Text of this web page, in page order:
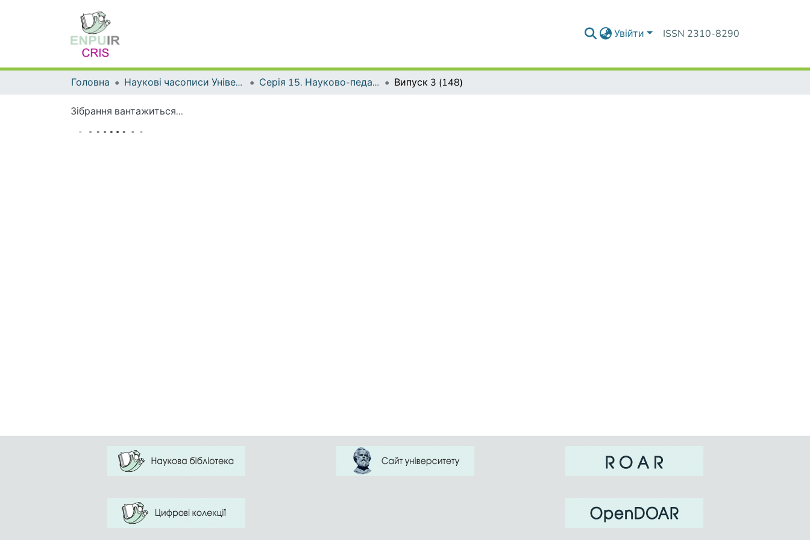
Увійти ISSN 2310-8290
Головна Наукові часописи Університету Серія 15. Науково-педагогічні проблеми фізичної культури (фізична культура і спорт) Випуск 3 (148)
Зібрання вантажиться...